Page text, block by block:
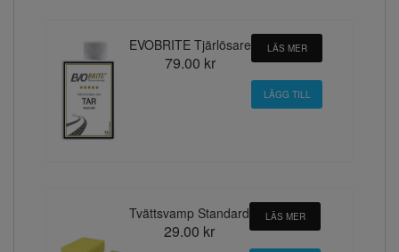
EVOBRITE Tjärlösare
79.00 kr
LÄS MER
Tvättsvamp Standard
29.00 kr
LÄS MER